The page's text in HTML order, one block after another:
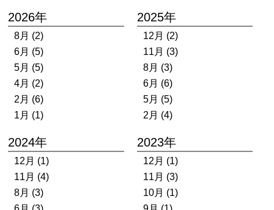
2026年
8月 (2)
6月 (5)
5月 (5)
4月 (2)
2月 (6)
1月 (1)
2025年
12月 (2)
11月 (3)
8月 (3)
6月 (6)
5月 (5)
2月 (4)
2024年
12月 (1)
11月 (4)
8月 (3)
2023年
12月 (1)
11月 (3)
10月 (1)